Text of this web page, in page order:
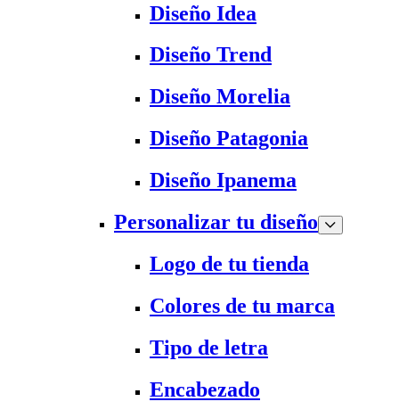
Diseño Idea
Diseño Trend
Diseño Morelia
Diseño Patagonia
Diseño Ipanema
Personalizar tu diseño
Logo de tu tienda
Colores de tu marca
Tipo de letra
Encabezado